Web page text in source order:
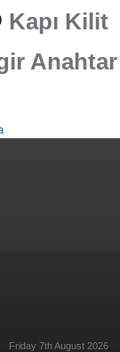
Kapı Kilit
Anahtar
Friday 7th August 2026